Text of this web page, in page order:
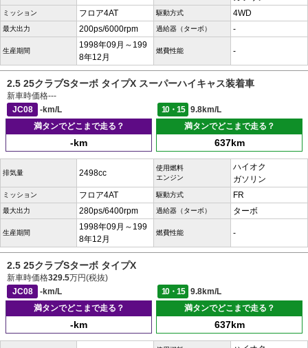
ミッション フロア4AT 駆動方式 4WD
最大出力 200ps/6000rpm 過給器（ターボ） -
生産期間
1998年09月～199
8年12月
燃費性能 -
2.5 25クラブSターボ タイプX スーパーハイキャス装着車
新車時価格---
JC08
-km/L 10・15
9.8km/L
満タンでどこまで走る？
-km
満タンでどこまで走る？
637km
排気量 2498cc
使用燃料
エンジン
ハイオク
ガソリン
ミッション フロア4AT 駆動方式 FR
最大出力 280ps/6400rpm 過給器（ターボ） ターボ
生産期間
1998年09月～199
8年12月
燃費性能 -
2.5 25クラブSターボ タイプX
新車時価格329.5万円(税抜)
JC08
-km/L 10・15
9.8km/L
満タンでどこまで走る？
-km
満タンでどこまで走る？
637km